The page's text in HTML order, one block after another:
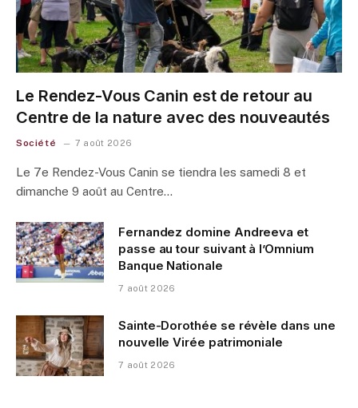
Le Rendez-Vous Canin est de retour au
Centre de la nature avec des nouveautés
Société 7 août 2026
Le 7e Rendez-Vous Canin se tiendra les samedi 8 et
dimanche 9 août au Centre…
Fernandez domine Andreeva et
passe au tour suivant à l’Omnium
Banque Nationale
7 août 2026
Sainte-Dorothée se révèle dans une
nouvelle Virée patrimoniale
7 août 2026